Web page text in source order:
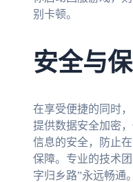
别卡顿。
安全与
在享受便捷的同时
提供数据安全加密
信息的安全，防止
保障。专业的技术
字归乡路”永远畅通。